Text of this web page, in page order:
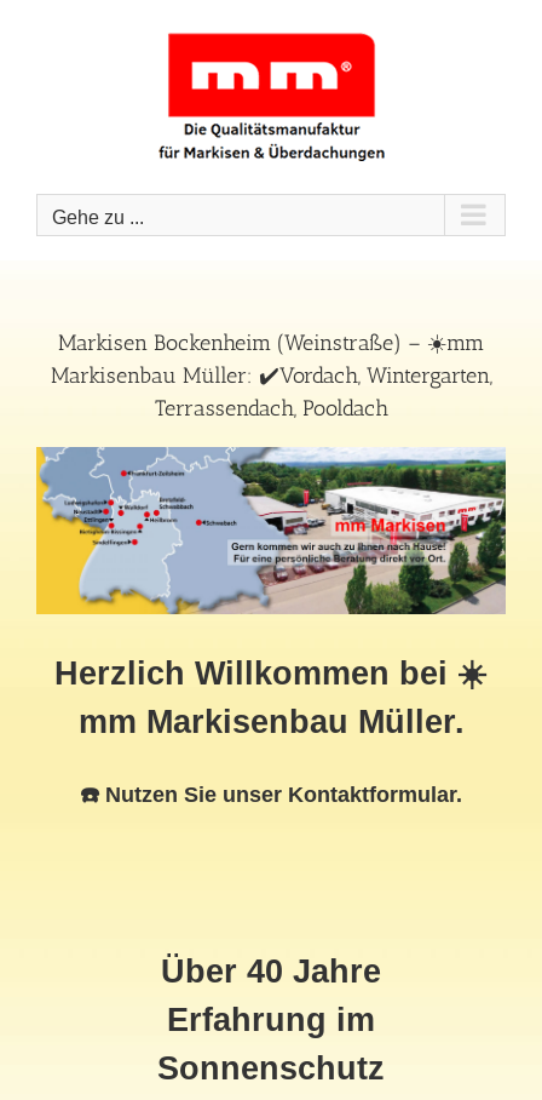
Gehe zu ...
Markisen Bockenheim (Weinstraße) – ☀️mm
Markisenbau Müller: ✔️Vordach, Wintergarten,
Terrassendach, Pooldach
Herzlich Willkommen bei ☀️
mm Markisenbau Müller.
☎️ Nutzen Sie unser Kontaktformular.
Über 40 Jahre
Erfahrung im
Sonnenschutz